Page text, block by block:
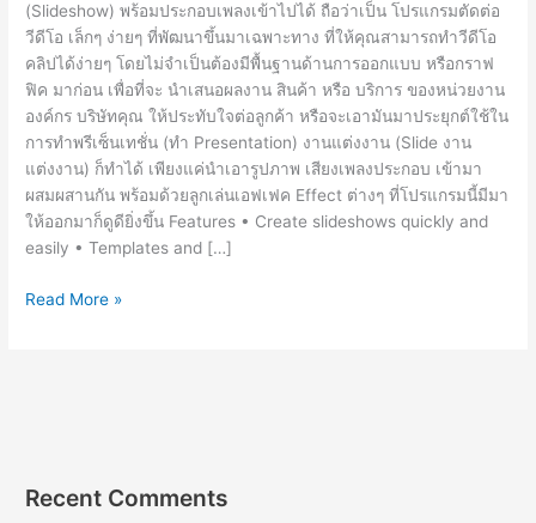
(Slideshow) พร้อมประกอบเพลงเข้าไปได้ ถือว่าเป็น โปรแกรมตัดต่อ
วีดีโอ เล็กๆ ง่ายๆ ที่พัฒนาขึ้นมาเฉพาะทาง ที่ให้คุณสามารถทำวีดีโอ
คลิปได้ง่ายๆ โดยไม่จำเป็นต้องมีพื้นฐานด้านการออกแบบ หรือกราฟ
ฟิค มาก่อน เพื่อที่จะ นำเสนอผลงาน สินค้า หรือ บริการ ของหน่วยงาน
องค์กร บริษัทคุณ ให้ประทับใจต่อลูกค้า หรือจะเอามันมาประยุกต์ใช้ใน
การทำพรีเซ็นเทชั่น (ทำ Presentation) งานแต่งงาน (Slide งาน
แต่งงาน) ก็ทำได้ เพียงแค่นำเอารูปภาพ เสียงเพลงประกอบ เข้ามา
ผสมผสานกัน พร้อมด้วยลูกเล่นเอฟเฟค Effect ต่างๆ ที่โปรแกรมนี้มีมา
ให้ออกมาก็ดูดียิ่งขึ้น Features • Create slideshows quickly and
easily • Templates and […]
Ashampoo
โชว์
Read More »
Recent Comments